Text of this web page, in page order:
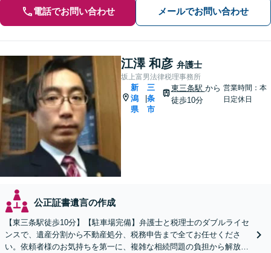
電話でお問い合わせ メールでお問い合わせ
江澤 和彦 弁護士
坂上富男法律税理事務所
新
潟
県
三
条
市
東三条駅 から
徒歩10分
営業時間：本
日定休日
公正証書遺言の作成
【東三条駅徒歩10分】【駐車場完備】弁護士と税理士のダブルライセ
ンスで、遺産分割から不動産処分、税務申告まで全てお任せくださ
い。依頼者様のお気持ちを第一に、複雑な相続問題の負担から解放さ